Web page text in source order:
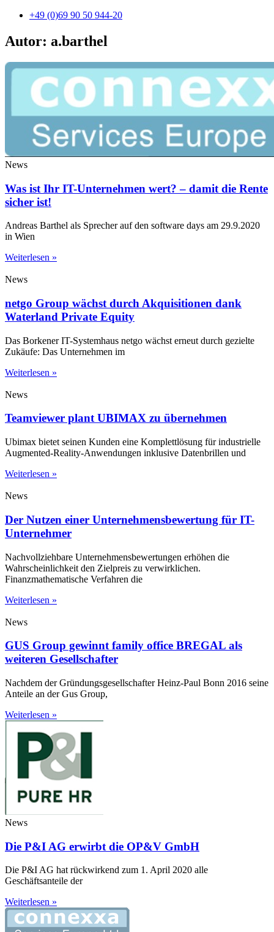
+49 (0)69 90 50 944-20
Autor: a.barthel
News
Was ist Ihr IT-Unternehmen wert? – damit die Rente
sicher ist!
Andreas Barthel als Sprecher auf den software days am 29.9.2020
in Wien
Weiterlesen »
News
netgo Group wächst durch Akquisitionen dank
Waterland Private Equity
Das Borkener IT-Systemhaus netgo wächst erneut durch gezielte
Zukäufe: Das Unternehmen im
Weiterlesen »
News
Teamviewer plant UBIMAX zu übernehmen
Ubimax bietet seinen Kunden eine Komplettlösung für industrielle
Augmented-Reality-Anwendungen inklusive Datenbrillen und
Weiterlesen »
News
Der Nutzen einer Unternehmensbewertung für IT-
Unternehmer
Nachvollziehbare Unternehmensbewertungen erhöhen die
Wahrscheinlichkeit den Zielpreis zu verwirklichen.
Finanzmathematische Verfahren die
Weiterlesen »
News
GUS Group gewinnt family office BREGAL als
weiteren Gesellschafter
Nachdem der Gründungsgesellschafter Heinz-Paul Bonn 2016 seine
Anteile an der Gus Group,
Weiterlesen »
News
Die P&I AG erwirbt die OP&V GmbH
Die P&I AG hat rückwirkend zum 1. April 2020 alle
Geschäftsanteile der
Weiterlesen »